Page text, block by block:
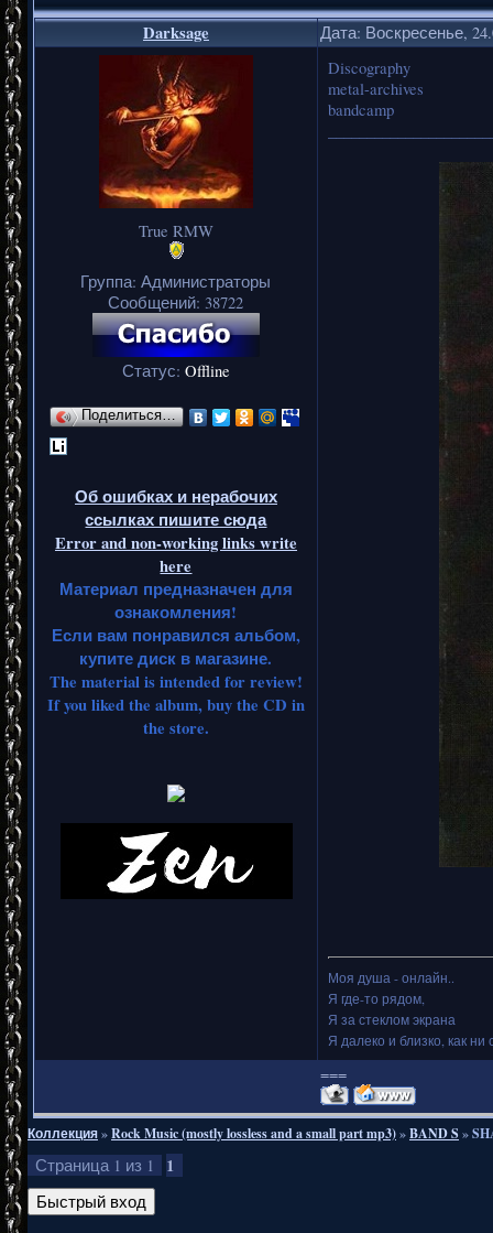
Darksage Дата: Воскресенье,
True RMW
Группа: Администраторы
Сообщений: 38722
Статус: Offline
Поделиться…
Об ошибках и нерабочих
ссылках пишите сюда
Error and non-working links write
here
Материал предназначен для
ознакомления!
Если вам понравился альбом,
купите диск в магазине.
The material is intended for review!
If you liked the album, buy the CD in
the store.
Discography
metal-archives
bandcamp
Моя душа - онлайн..
Я где-то рядом,
Я за стеклом экрана
Я далеко и близко, как ни
===
Коллекция»Rock Music (mostly lossless and a small part mp3)»BAND S »
Страница 1 из 1 1